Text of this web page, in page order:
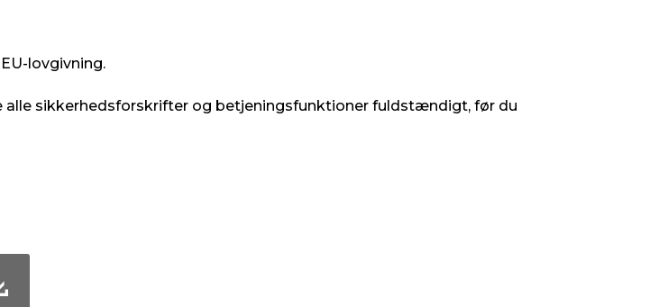
lovgivning.
sikkerhedsforskrifter og betjeningsfunktioner fuldstændigt, før du